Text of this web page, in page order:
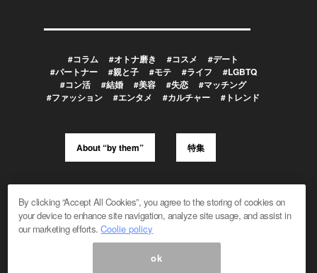
#コラム #オトナ磨き #コスメ
#デート
#パートナー
#親と子 #モテ #ライフ
#LGBTQ
#コン活
#結婚 #美容 #失恋
#マッチング
#ファッション
#エンタメ #カルチャー #トレンド
About “by them” 特集
編集部へのお問い合わせ
プレスリリース受付
メディア利用規約
By clicking “Accept All Cookies”, you agree to the storing of cookies on
your device to enhance site navigation, analyze site usage, and assist in
our marketing efforts.Coolie policy
ok